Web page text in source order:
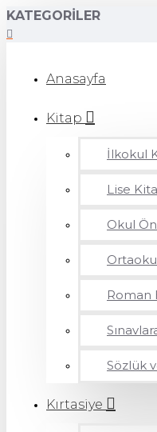
KATEGORILER
Anasayfa
Kitap
İlkokul
Lise
Okul
Roman
Sözlük
Kırtasiye